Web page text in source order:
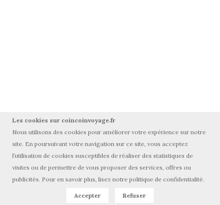
Les cookies sur coincoinvoyage.fr
Nous utilisons des cookies pour améliorer votre expérience sur notre
site. En poursuivant votre navigation sur ce site, vous acceptez
l’utilisation de cookies susceptibles de réaliser des statistiques de
visites ou de permettre de vous proposer des services, offres ou
publicités. Pour en savoir plus, lisez notre politique de confidentialité.
Accepter Refuser